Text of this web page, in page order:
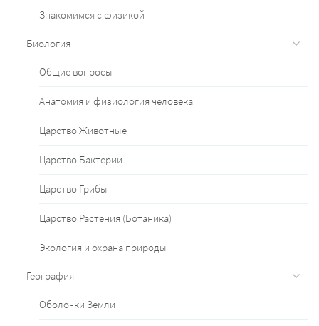
Знакомимся с физикой
Биология
Общие вопросы
Анатомия и физиология человека
Царство Животные
Царство Бактерии
Царство Грибы
Царство Растения (Ботаника)
Экология и охрана природы
География
Оболочки Земли